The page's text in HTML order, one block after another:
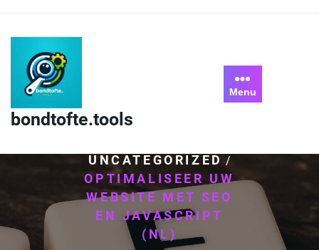
content
bondtofte.tools
Menu
UNCATEGORIZED /
OPTIMALISEER UW
WEBSITE MET SEO
EN JAVASCRIPT
(NL)